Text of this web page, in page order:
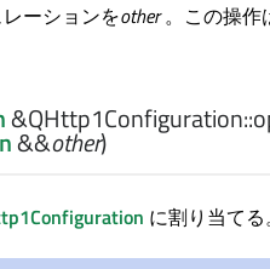
ーションをother。この操作
&QHttp1Configuration::
&&other)
に割り当てる。